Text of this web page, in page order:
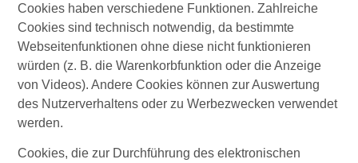
Cookies haben verschiedene Funktionen. Zahlreiche
Cookies sind technisch notwendig, da bestimmte
Webseitenfunktionen ohne diese nicht funktionieren
würden (z. B. die Warenkorbfunktion oder die Anzeige
von Videos). Andere Cookies können zur Auswertung
des Nutzerverhaltens oder zu Werbezwecken verwendet
werden.
Cookies, die zur Durchführung des elektronischen